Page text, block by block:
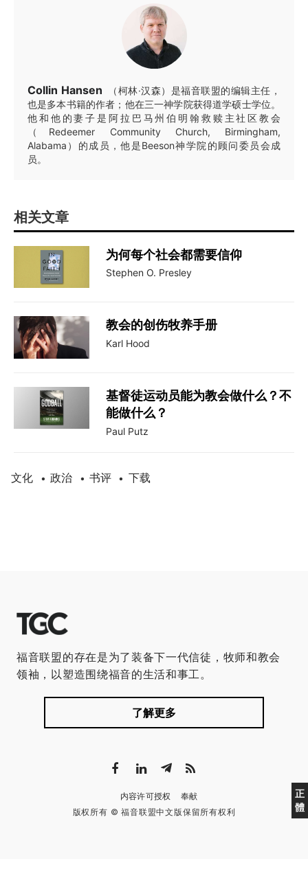
Collin Hansen
（柯林·汉森）是福音联盟的编辑主任，
也是多本书籍的作者；他在三一神学院获得道学硕士学位。
他和他的妻子是阿拉巴马州伯明翰救赎主社区教会
（Redeemer Community Church, Birmingham,
Alabama）的成员，他是Beeson神学院的顾问委员会成
员。
相关文章
为何每个社会都需要信仰
Stephen O. Presley
教会的创伤牧养手册
Karl Hood
基督徒运动员能为教会做什么？不
能做什么？
Paul Putz
文化 • 政治 • 书评 • 下载
正
體
福音联盟的存在是为了装备下一代信徒，牧师和教会
领袖，以塑造围绕福音的生活和事工。
了解更多
内容许可授权
奉献
版权所有 © 福音联盟中文版保留所有权利